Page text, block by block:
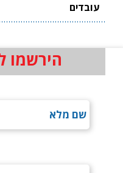
עובדים
הירשמו